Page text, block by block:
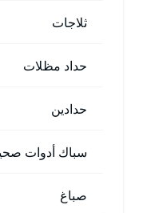
ثلاجات
حداد مظلات
حدادين
سباك أدوات
صباغ